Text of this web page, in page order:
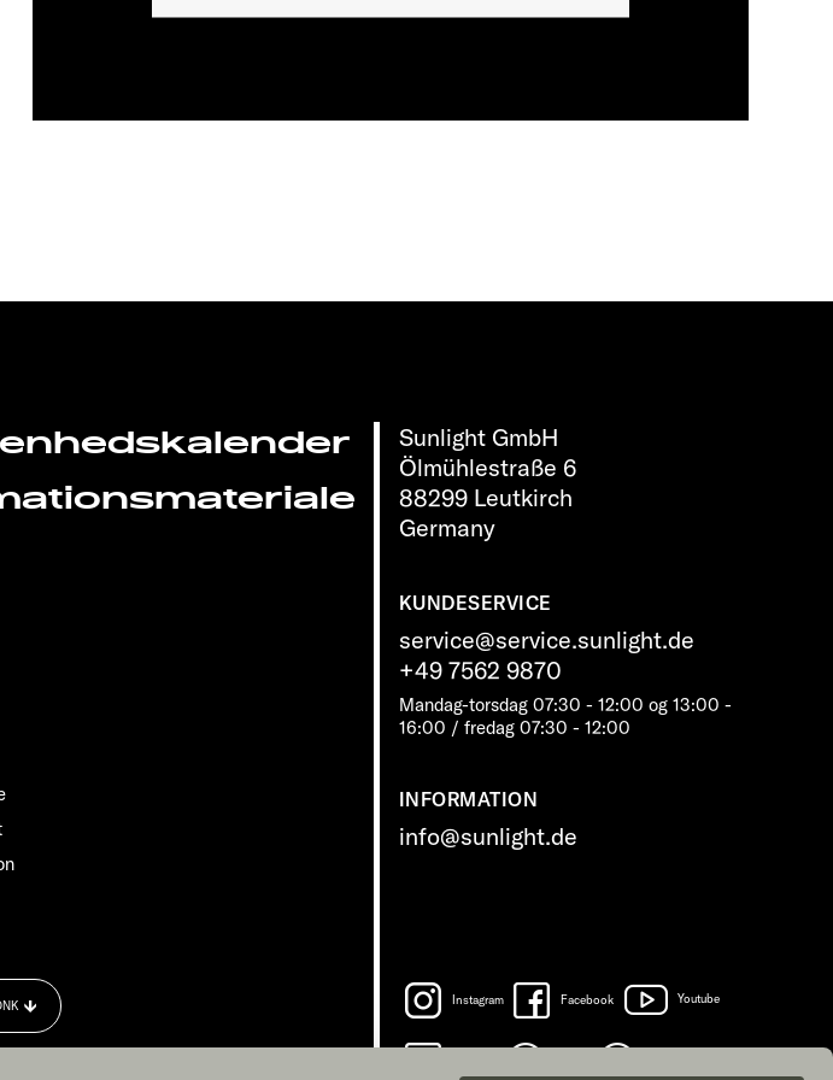
Sunlight GmbH
Ölmühlestraße 6
88299 Leutkirch
Germany
KUNDESERVICE
service@service.sunlight.de
+49 7562 9870
Mandag-torsdag 07:30 - 12:00 og 13:00 -
16:00 / fredag ​​07:30 - 12:00
INFORMATION
info@sunlight.de
Instagram Facebook Youtube